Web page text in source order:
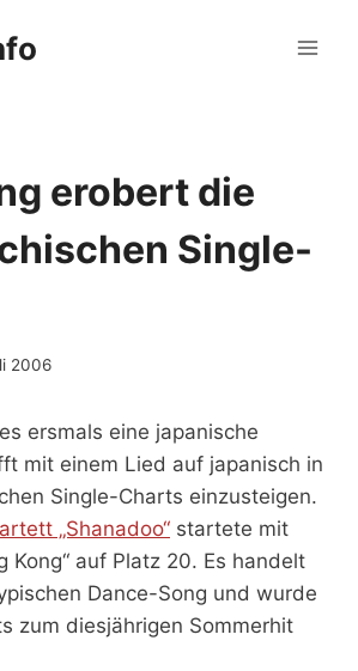
erobert die
Single-
2006
ersmals eine japanische
mit einem Lied auf japanisch in
Single-Charts einzusteigen.
„Shanadoo“ startete mit
Kong“ auf Platz 20. Es handelt
Dance-Song und wurde
zum diesjährigen Sommerhit